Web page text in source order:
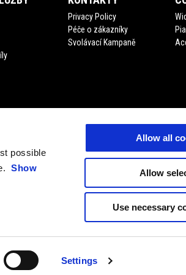
possible
Show
Settings
Allow all
Allow
Use necessary
Privacy Policy
Péče o zákazníky
Svolávací Kampaně